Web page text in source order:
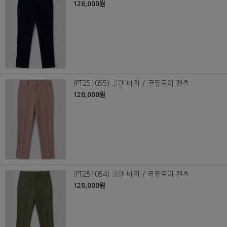
128,000원
(PT251055) 골덴 바지 / 코듀로이 팬츠
128,000원
(PT251054) 골덴 바지 / 코듀로이 팬츠
128,000원